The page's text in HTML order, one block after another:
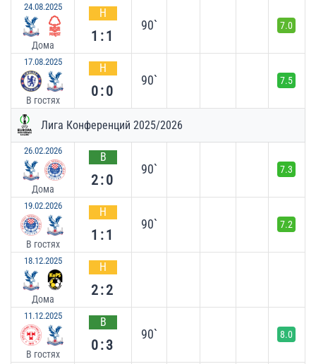
24.08.2025
Дома
Н
1:1
90` 7.0
17.08.2025
В гостях
Н
0:0
90` 7.5
Лига Конференций 2025/2026
26.02.2026
Дома
В
2:0
90` 7.3
19.02.2026
В гостях
Н
1:1
90` 7.2
18.12.2025
Дома
Н
2:2
11.12.2025
В гостях
В
0:3
90` 8.0